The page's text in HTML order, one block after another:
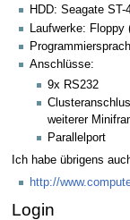
HDD: Seagate
Laufwerke:
Anschlüsse:
9x RS232
weiterer
Parallelport
Ich habe übrigens
http://
Login